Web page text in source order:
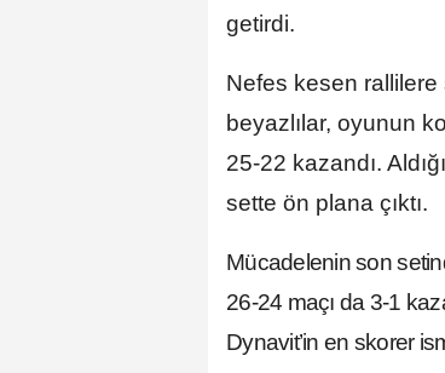
getirdi.
Nefes kesen rallilere
beyazlılar, oyunun
25-22 kazandı.
sette ön plana çıktı.
Mücadelenin son
26-24 maçı da 3-1
Dynavit’in en skorer